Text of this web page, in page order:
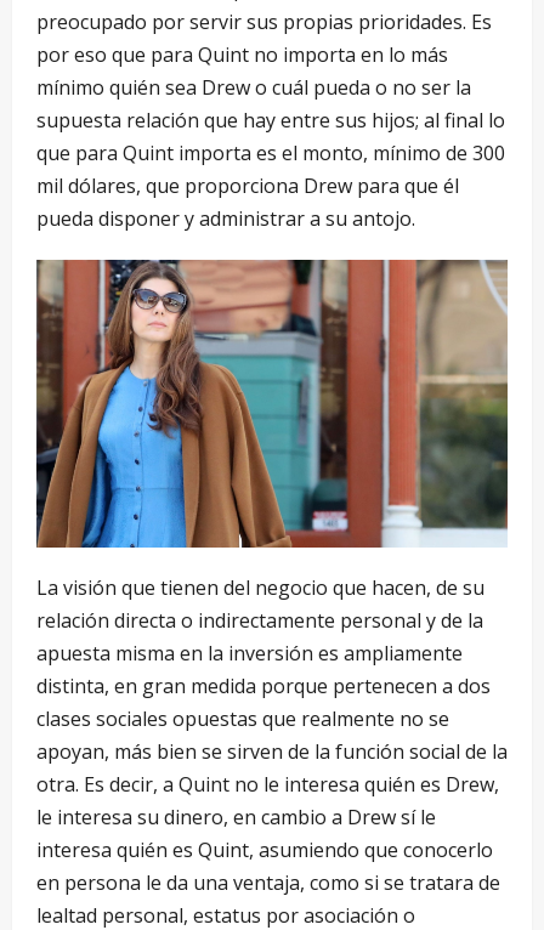
preocupado por servir sus propias prioridades. Es
por eso que para Quint no importa en lo más
mínimo quién sea Drew o cuál pueda o no ser la
supuesta relación que hay entre sus hijos; al final lo
que para Quint importa es el monto, mínimo de 300
mil dólares, que proporciona Drew para que él
pueda disponer y administrar a su antojo.
La visión que tienen del negocio que hacen, de su
relación directa o indirectamente personal y de la
apuesta misma en la inversión es ampliamente
distinta, en gran medida porque pertenecen a dos
clases sociales opuestas que realmente no se
apoyan, más bien se sirven de la función social de la
otra. Es decir, a Quint no le interesa quién es Drew,
le interesa su dinero, en cambio a Drew sí le
interesa quién es Quint, asumiendo que conocerlo
en persona le da una ventaja, como si se tratara de
lealtad personal, estatus por asociación o